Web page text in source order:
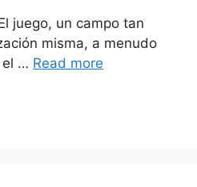
juego, un campo tan
misma, a menudo
el … Read more